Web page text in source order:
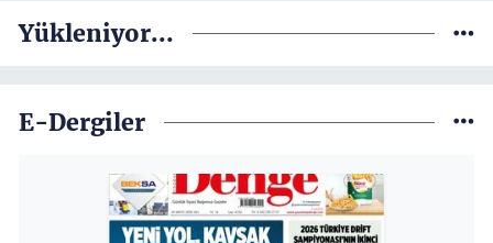
Yükleniyor...
E-Dergiler